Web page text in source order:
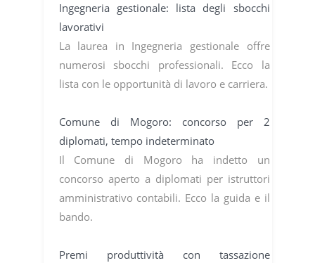
Ingegneria gestionale: lista degli sbocchi
lavorativi
La laurea in Ingegneria gestionale offre
numerosi sbocchi professionali. Ecco la
lista con le opportunità di lavoro e carriera.
Comune di Mogoro: concorso per 2
diplomati, tempo indeterminato
Il Comune di Mogoro ha indetto un
concorso aperto a diplomati per istruttori
amministrativo contabili. Ecco la guida e il
bando.
Premi produttività con tassazione